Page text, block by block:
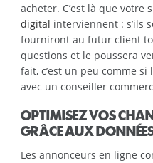
acheter. C’est là que votre
digital interviennent : s’ils
fourniront au futur client
questions et le poussera
fait, c’est un peu comme
avec un conseiller
OPTIMISEZ VOS
GRÂCE AUX
Les annonceurs en ligne